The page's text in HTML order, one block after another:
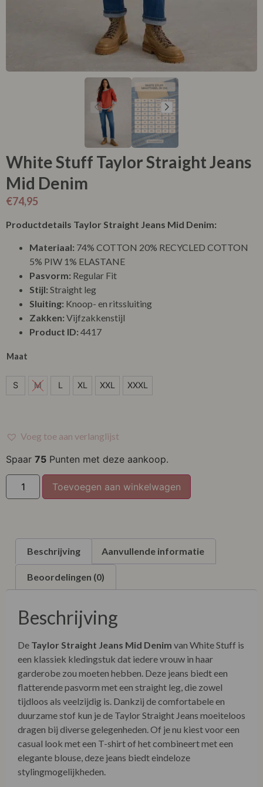
White Stuff Taylor Straight Jeans
Mid Denim
€74,95
Productdetails Taylor Straight Jeans Mid Denim:
Materiaal: 74% COTTON 20% RECYCLED COTTON
5% PIW 1% ELASTANE
Pasvorm: Regular Fit
Stijl: Straight leg
Sluiting: Knoop- en ritssluiting
Zakken: Vijfzakkenstijl
Product ID: 4417
Maat
S
XXL
XXXL
S M L XL XXL XXXL
Voeg toe aan verlanglijst
Spaar 75 Punten met deze aankoop.
Toevoegen aan winkelwagen
Beschrijving Aanvullende informatie
Beoordelingen (0)
Beschrijving
De Taylor Straight Jeans Mid Denim van White Stuff is
een klassiek kledingstuk dat iedere vrouw in haar
garderobe zou moeten hebben. Deze jeans biedt een
flatterende pasvorm met een straight leg, die zowel
tijdloos als veelzijdig is. Dankzij de comfortabele en
duurzame stof kun je de Taylor Straight Jeans moeiteloos
dragen bij diverse gelegenheden. Of je nu kiest voor een
casual look met een T-shirt of het combineert met een
elegante blouse, deze jeans biedt eindeloze
stylingmogelijkheden.